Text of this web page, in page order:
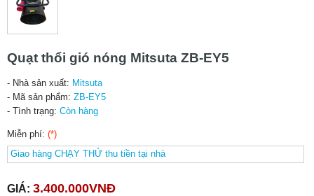
Quạt thổi gió nóng Mitsuta ZB-EY5
- Nhà sản xuất: Mitsuta
- Mã sản phẩm: ZB-EY5
- Tình trạng: Còn hàng
Miễn phí: (*)
GIÁ: 3.400.000VNĐ